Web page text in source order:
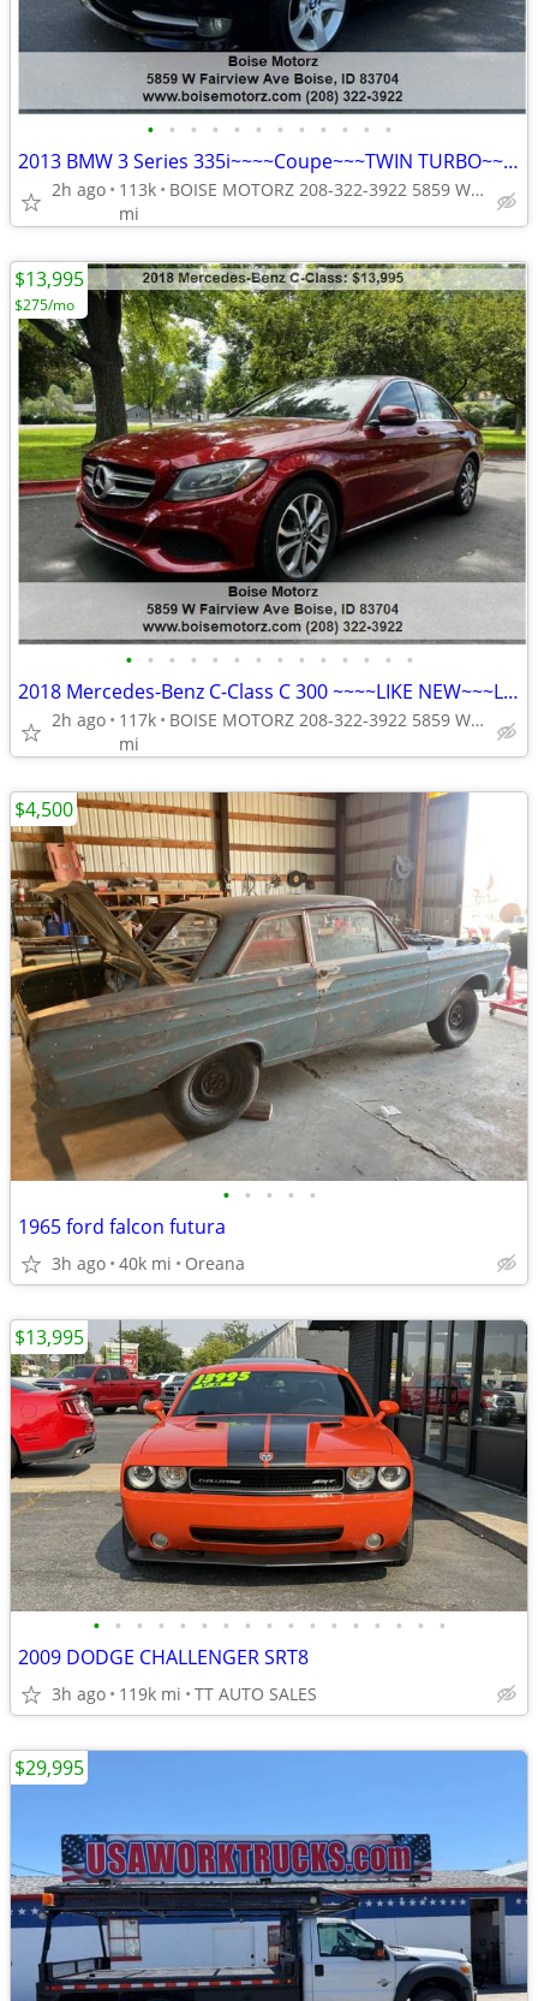
• • • • • • • • • • • •
2013 BMW 3 Series 335i~~~~Coupe~~~TWIN TURBO~~~~~LOW MILES~~~
2h ago
113k
mi
BOISE MOTORZ 208-322-3922 5859 W FAIRVIEW AVE BOISE IDAHO<ta
• • • • • • • • • • • • • •
2018 Mercedes-Benz C-Class C 300 ~~~~LIKE NEW~~~LOW MILES~~~
2h ago
117k
mi
BOISE MOTORZ 208-322-3922 5859 W FAIRVIEW AVE BOISE IDAHO<ta
$13,995
$275/mo
• • • • •
1965 ford falcon futura
3h ago 40k mi Oreana
$4,500
• • • • • • • • • • • • • • • • •
2009 DODGE CHALLENGER SRT8
3h ago 119k mi TT AUTO SALES
$13,995
$29,995